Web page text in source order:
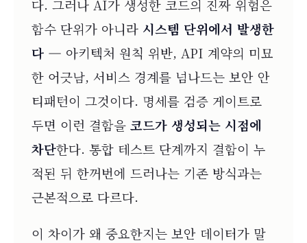
다. 그러나 AI가 생성한 코드의 진짜 위험은
함수 단위가 아니라 시스템 단위에서 발생한
다 — 아키텍처 원칙 위반, API 계약의 미묘
한 어긋남, 서비스 경계를 넘나드는 보안 안
티패턴이 그것이다. 명세를 검증 게이트로
두면 이런 결함을 코드가 생성되는 시점에
차단한다. 통합 테스트 단계까지 결함이 누
적된 뒤 한꺼번에 드러나는 기존 방식과는
근본적으로 다르다.
이 차이가 왜 중요한지는 보안 데이터가 말